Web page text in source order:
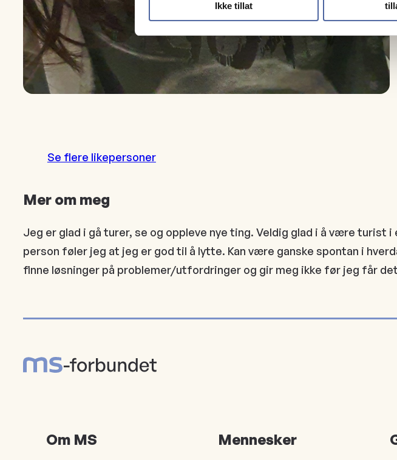
Ikke tillat
Se flere likepersoner
Mer om meg
Jeg er glad i gå turer, se og oppleve nye ting. Veldig glad i å være turist
person føler jeg at jeg er god til å lytte. Kan være ganske spontan i
finne løsninger på problemer/utfordringer og gir meg ikke før jeg får
Om MS Mennesker